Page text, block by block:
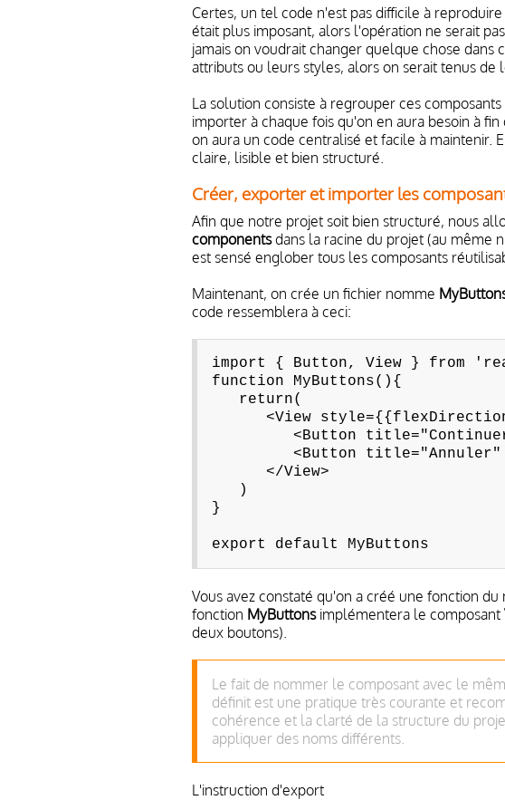
Certes, un tel code n'est pas difficile à
était plus imposant, alors l'opération ne serait
jamais on voudrait changer quelque chose dans
attributs ou leurs styles, alors on serait tenus de
La solution consiste à regrouper ces
importer à chaque fois qu'on en aura besoin à
on aura un code centralisé et facile à maintenir.
claire, lisible et bien structuré.
Créer, exporter et importer les
Afin que notre projet soit bien structuré, nous
componentsdans la racine du projet (au même
est sensé englober tous les composants
Maintenant, on crée un fichier nomme
code ressemblera à ceci:
import { Button, View } from
function MyButtons(){
return(
<View
<Button
<Button title="Annuler"
</View>
)
}
export default MyButtons
Vous avez constaté qu'on a créé une fonction
fonction MyButtonsimplémentera le composant
deux boutons).
Le fait de nommer le composant avec le
définit est une pratique très courante et
cohérence et la clarté de la structure du
appliquer des noms différents.
L'instruction d'export